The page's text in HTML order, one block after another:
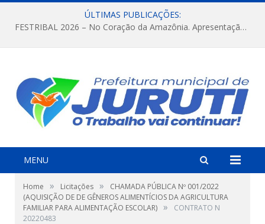
ÚLTIMAS PUBLICAÇÕES:
FESTRIBAL 2026 – No Coração da Amazônia. Apresentação da Munduruku.
MENU
Home » Licitações »
CHAMADA PÚBLICA Nº 001/2022
(AQUISIÇÃO DE DE GÊNEROS ALIMENTÍCIOS DA AGRICULTURA
FAMILIAR PARA ALIMENTAÇÃO ESCOLAR) »
CONTRATO N
20220483